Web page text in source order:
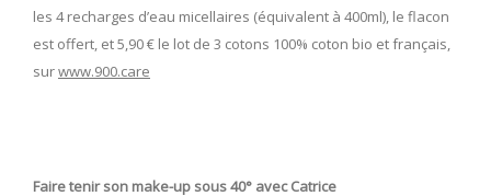
les 4 recharges d’eau micellaires (équivalent à 400ml), le flacon
est offert, et 5,90 € le lot de 3 cotons 100% coton bio et français,
surwww.900.care
Faire tenir son make-up sous 40° avec Catrice